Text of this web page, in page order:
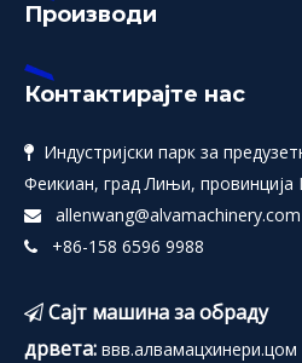
АЛВА-МЈ-04 Машина за
Производи
Контактирајте нас

Индустријски парк за
Феикиан, град Лињи,
 allenwang@alvamachinery.com
 +86-158 6596 9988
 Сајт машина за обраду
дрвета: ввв.алвамацхинери.цом